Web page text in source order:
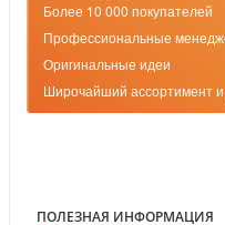
Более 10 000 покупателей
Профессиональные
Оригинальные идеи
Широчайший ассортимент
ПОЛЕЗНАЯ ИНФОРМАЦИЯ